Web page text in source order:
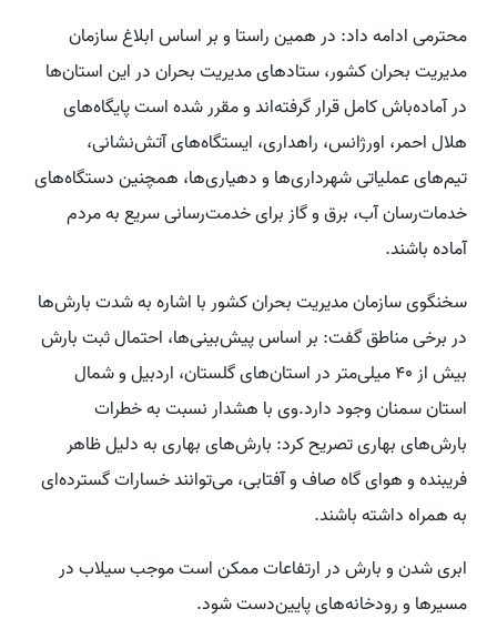
محترمی ادامه داد: در همین راستا و بر اساس ابلاغ سازمان
مدیریت بحران کشور، ستادهای مدیریت بحران در این استان‌ها
در آماده‌باش کامل قرار گرفته‌اند و مقرر شده است پایگاه‌های
هلال احمر، اورژانس، راهداری، ایستگاه‌های آتش‌نشانی،
تیم‌های عملیاتی شهرداری‌ها و دهیاری‌ها، همچنین دستگاه‌های
خدمات‌رسان آب، برق و گاز برای خدمت‌رسانی سریع به مردم
آماده باشند.
سخنگوی سازمان مدیریت بحران کشور با اشاره به شدت بارش‌ها
در برخی مناطق گفت: بر اساس پیش‌بینی‌ها، احتمال ثبت بارش
بیش از ۴۰ میلی‌متر در استان‌های گلستان، اردبیل و شمال
استان سمنان وجود دارد.وی با هشدار نسبت به خطرات
بارش‌های بهاری تصریح کرد: بارش‌های بهاری به دلیل ظاهر
فریبنده و هوای گاه صاف و آفتابی، می‌توانند خسارات گسترده‌ای
به همراه داشته باشند.
ابری شدن و بارش در ارتفاعات ممکن است موجب سیلاب در
مسیرها و رودخانه‌های پایین‌دست شود.